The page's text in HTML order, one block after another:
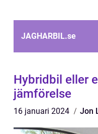
JAGHARBIL.se
Hybridbil eller
jämförelse
16 januari 2024 Jon